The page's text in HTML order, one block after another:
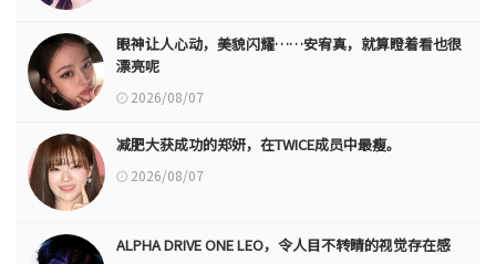
眼神让人心动，美貌闪耀……安宥真，就算瞪着看也很
漂亮呢
2026/08/07
减肥大获成功的郑妍，在TWICE成员中最瘦。
2026/08/07
ALPHA DRIVE ONE LEO，令人目不转睛的视觉存在感